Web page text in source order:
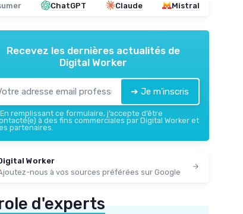
ChatGPT Claude Mistral
Recevez les dernières actualités de
Digital Worker
➔ Je m'inscris
En remplissant ce formulaire, j’accepte d’être
à des fins commerciales par Digital Worker et
partenaires.
Worker
nous à vos sources préférées sur Google
d'experts